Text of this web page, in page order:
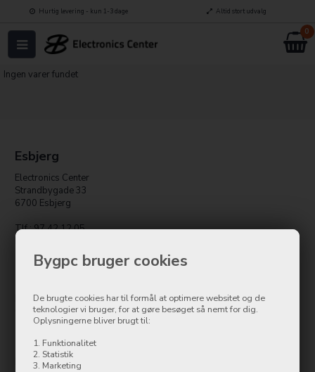
Bygpc bruger cookies
De brugte cookies har til formål at optimere websitet og de
teknologier vi bruger, for at gøre besøget så nemt for dig.
Oplysningerne bliver brugt til:
1. Funktionalitet
2. Statistik
3. Marketing
Hurtig levering - kun 1-3 dage Altid stort udvalg
0
Ingen varer fundet
Esbjerg
Electronics Center
Strandbygade 33
6700 Esbjerg
Tlf.: 97 42 12 05
BygPC
Østergade 8
7500 Holstebro
Tlf.: 97 42 12 00
kundeservice@bygpc.dk